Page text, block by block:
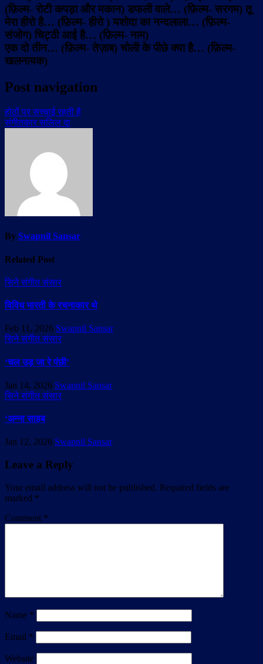
(फ़िल्म- रोटी कपड़ा और मकान) डफली वाले… (फ़िल्म- सरगम) तू
मेरा हीरो है… (फ़िल्म- हीरो ) यशोदा का नन्दलाला… (फ़िल्म-
संजोग) चिट्ठी आई है… (फ़िल्म- नाम)
एक दो तीन… (फ़िल्म- तेज़ाब) चोली के पीछे क्या है… (फ़िल्म-
खलनायक)
Post navigation
होठों पर सच्चाई रहती है
संगीतकार सलिल दा
By Swapnil Sansar
Related Post
सिने संगीत संसार
विविध भारती के रचनाकार थे
Feb 11, 2026 Swapnil Sansar
सिने संगीत संसार
‘चल उड़ जा रे पंछी’
Jan 14, 2026 Swapnil Sansar
सिने संगीत संसार
‘अन्ना साहब
Jan 12, 2026 Swapnil Sansar
Leave a Reply
Your email address will not be published. Required fields are
marked *
Comment *
Name *
Email *
Website